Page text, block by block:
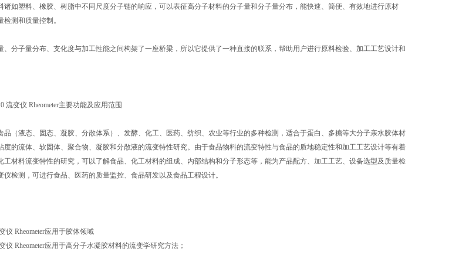
诸如塑料、橡胶、树脂中不同尺度分子链的响应，可以表征高分子材料的分子量和分子量分布，能快速、简便、有效地进行原材
测和质量控制。
、分子量分布、支化度与加工性能之间构架了一座桥梁，所以它提供了一种直接的联系，帮助用户进行原料检验、加工工艺设计和
流变仪 Rheometer主要功能及应用范围
品（液态、固态、凝胶、分散体系）、发酵、化工、医药、纺织、农业等行业的多种检测，适合于蛋白、多糖等大分子亲水胶体材
度的流体、软固体、聚合物、凝胶和分散液的流变特性研究。由于食品物料的流变特性与食品的质地稳定性和加工工艺设计等有着
工材料流变特性的研究，可以了解食品、化工材料的组成、内部结构和分子形态等，能为产品配方、加工工艺、设备选型及质量检
检测，可进行食品、医药的质量监控、食品研发以及食品工程设计。
仪 Rheometer应用于胶体领域
仪 Rheometer应用于高分子水凝胶材料的流变学研究方法；